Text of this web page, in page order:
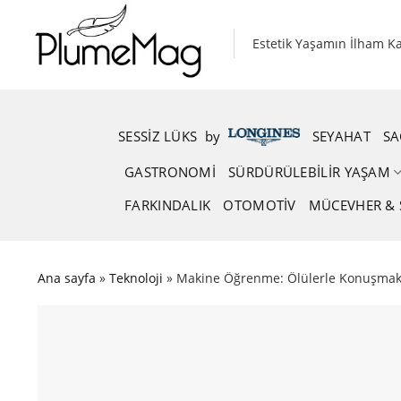
content
Estetik Yaşamın İlham
SESSIZ LÜKS by SEYAHAT
GASTRONOMI
SÜRDÜRÜLEBILIR YAŞAM
FARKINDALIK
OTOMOTIV MÜCEVHER &
Ana sayfa » Teknoloji » Makine Öğrenme: Ölülerle